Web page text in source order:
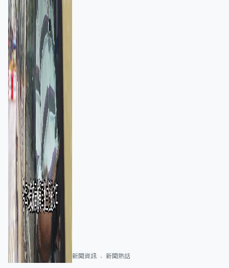
新聞資訊 新聞熱話